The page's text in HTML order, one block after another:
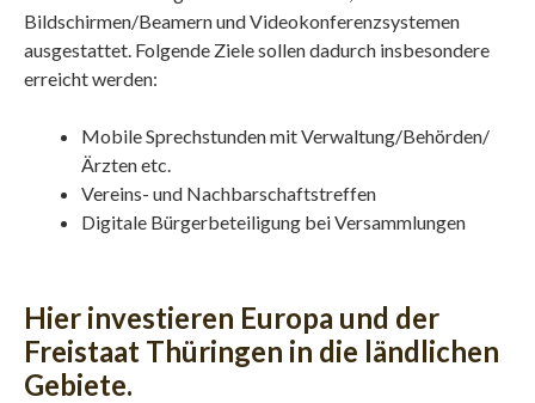
Bildschirmen/Beamern und Videokonferenzsystemen
ausgestattet. Folgende Ziele sollen dadurch insbesondere
erreicht werden:
Mobile Sprechstunden mit Verwaltung/Behörden/
Ärzten etc.
Vereins- und Nachbarschaftstreffen
Digitale Bürgerbeteiligung bei Versammlungen
Hier investieren Europa und der
Freistaat Thüringen in die ländlichen
Gebiete.